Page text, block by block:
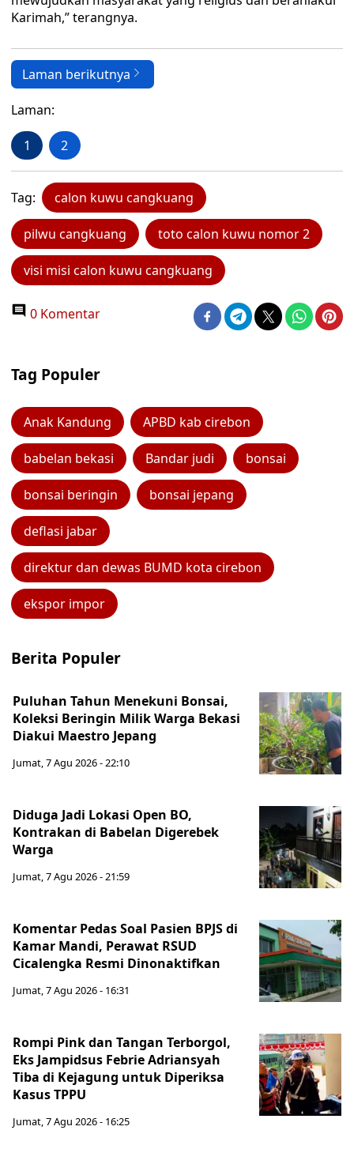
Karimah,” terangnya.
Laman berikutnya
Laman:
1 2
Tag: calon kuwu cangkuang
pilwu cangkuang toto calon kuwu nomor 2
visi misi calon kuwu cangkuang
0 Komentar
Tag Populer
Anak Kandung APBD kab cirebon
babelan bekasi Bandar judi bonsai
bonsai beringin bonsai jepang
deflasi jabar
direktur dan dewas BUMD kota cirebon
ekspor impor
Berita Populer
Puluhan Tahun Menekuni Bonsai,
Koleksi Beringin Milik Warga Bekasi
Diakui Maestro Jepang
Jumat, 7 Agu 2026 - 22:10
Diduga Jadi Lokasi Open BO,
Kontrakan di Babelan Digerebek
Warga
Jumat, 7 Agu 2026 - 21:59
Komentar Pedas Soal Pasien BPJS di
Kamar Mandi, Perawat RSUD
Cicalengka Resmi Dinonaktifkan
Jumat, 7 Agu 2026 - 16:31
Rompi Pink dan Tangan Terborgol,
Eks Jampidsus Febrie Adriansyah
Tiba di Kejagung untuk Diperiksa
Kasus TPPU
Jumat, 7 Agu 2026 - 16:25